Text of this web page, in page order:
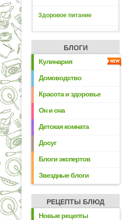
Здоровое питание
БЛОГИ
Кулинария
Домоводство
Красота и здоровье
Он и она
Детская комната
Досуг
Блоги экспертов
Звездные блоги
РЕЦЕПТЫ БЛЮД
Новые рецепты